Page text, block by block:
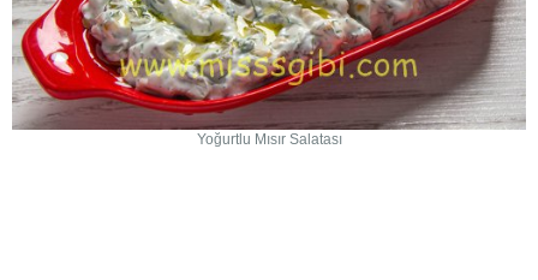
Yoğurtlu Mısır Salatası